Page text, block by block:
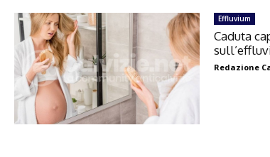
Effluvium
Caduta
Redazione